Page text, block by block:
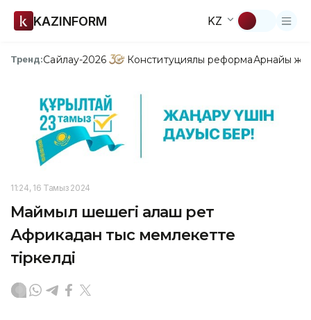
KAZINFORM KZ
Тренд:Сайлау-2026 Конституциялық реформаАрнайы
11:24, 16 Тамыз 2024
Маймыл шешегі алғаш рет
Африкадан тыс мемлекетте
тіркелді